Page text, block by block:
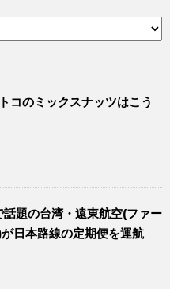
コのミックスナッツはこう
題の台湾・遠東航空(ファー
日本路線の定期便を運航